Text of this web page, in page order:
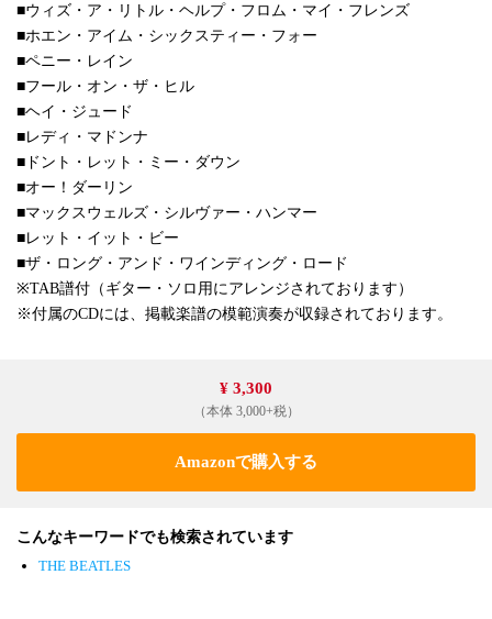
■ウィズ・ア・リトル・ヘルプ・フロム・マイ・フレンズ
■ホエン・アイム・シックスティー・フォー
■ペニー・レイン
■フール・オン・ザ・ヒル
■ヘイ・ジュード
■レディ・マドンナ
■ドント・レット・ミー・ダウン
■オー！ダーリン
■マックスウェルズ・シルヴァー・ハンマー
■レット・イット・ビー
■ザ・ロング・アンド・ワインディング・ロード
※TAB譜付（ギター・ソロ用にアレンジされております）
※付属のCDには、掲載楽譜の模範演奏が収録されております。
¥ 3,300
（本体 3,000+税）
Amazonで購入する
こんなキーワードでも検索されています
THE BEATLES